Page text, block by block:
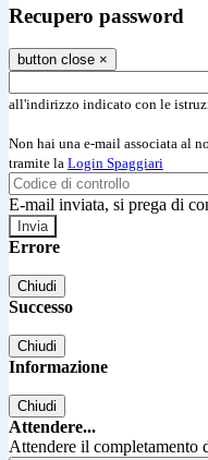
Recupero password
button close ×
all'indirizzo indicato con le
Non hai una e-mail associata al
tramite la Login Spaggiari
E-mail inviata, si prega di
Errore
Chiudi
Successo
Chiudi
Informazione
Chiudi
Attendere...
Attendere il completamento